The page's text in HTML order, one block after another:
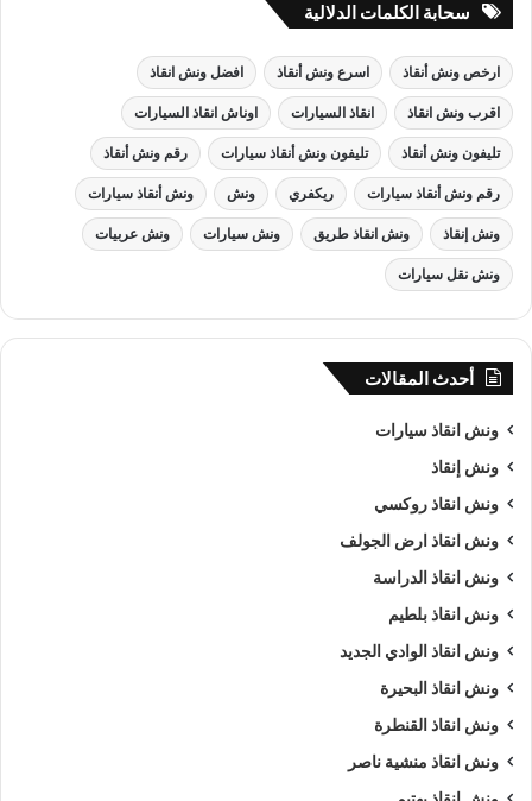
ونش انقاذ في السخنة
من اهم اسباب نجاح شركة الرواد لـرفع و
الكبيرة في استغلال الوقت وتقديم خدمة
عالية باقل سعر وأن نصبح من
ونش انقاذ سيارات
المحافظات كما ننافس الشركات الاخري في مصر كما نسعى دائما
الي تحقيق اهدافنا و تحقيق كل متطلبات العميل في خدمة
السيارات.
ويمكنك ايضا طلب
سحابة الكلمات الدلالية
ارخص ونش أنقاذ اسرع ونش أنقاذ افضل ونش انقاذ
اقرب ونش انقاذ انقاذ السيارات اوناش انقاذ السيارات
تليفون ونش أنقاذ تليفون ونش أنقاذ سيارات رقم ونش أنقاذ
رقم ونش أنقاذ سيارات ريكفري ونش ونش أنقاذ سيارات
ونش إنقاذ ونش انقاذ طريق ونش سيارات ونش عربيات
ونش نقل سيارات
أحدث المقالات
ونش انقاذ سيارات
ونش إنقاذ
ونش انقاذ روكسي
ونش انقاذ ارض الجولف
ونش انقاذ الدراسة
ونش انقاذ بلطيم
ونش انقاذ الوادي الجديد
ونش انقاذ البحيرة
ونش انقاذ القنطرة
ونش انقاذ منشية ناصر